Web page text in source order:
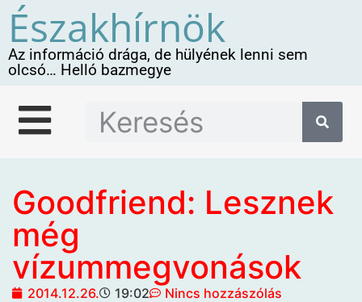
Északhírnök
Az információ drága, de hülyének lenni sem
olcsó… Helló bazmegye
Goodfriend: Lesznek
még
vízummegvonások
2014.12.26. 19:02
Nincs hozzászólás